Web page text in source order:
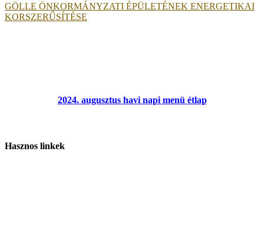
GÖLLE ÖNKORMÁNYZATI ÉPÜLETÉNEK ENERGETIKAI
KORSZERŰSÍTÉSE
2024. augusztus havi napi menü étlap
Hasznos linkek